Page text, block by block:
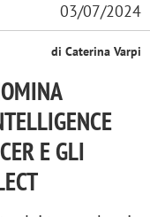
03/07/2024
di Caterina Varpi
E GLI